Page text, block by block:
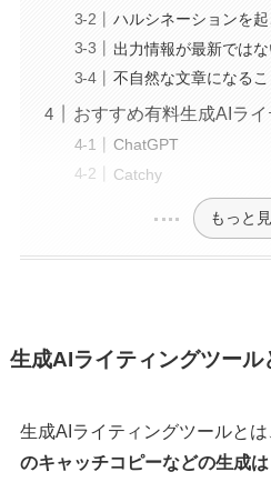
ハルシネーションを
出力情報が最新では
不自然な文章になる
おすすめ有料生成AIラ
ChatGPT
Catchy
もっと
生成AIライティングツール
生成AIライティングツールとは
のキャッチコピーなどの生成